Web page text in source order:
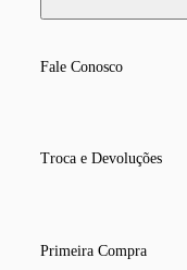
Fale Conosco
Troca e Devoluções
Primeira Compra